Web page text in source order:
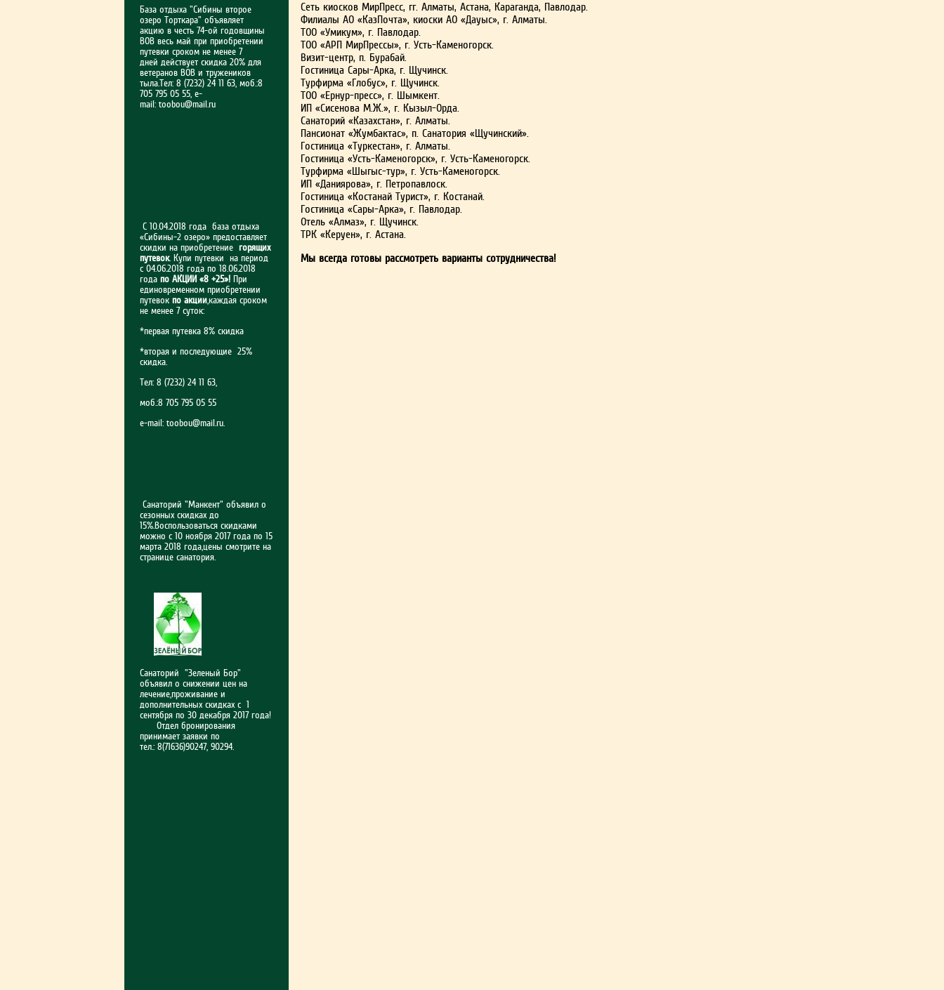
База отдыха "Сибины второе
озеро Торткара" объявляет
акцию в честь 74-ой годовщины
ВОВ весь май при приобретении
путевки сроком не менее 7
дней действует скидка 20% для
ветеранов ВОВ и тружеников
тыла.Тел: 8 (7232) 24 11 63, моб.:8
705 795 05 55, e-
mail: toobou@mail.ru
С 10.04.2018 года база отдыха
«Сибины-2 озеро» предоставляет
скидки на приобретение горящих
путевок. Купи путевки на период
с 04.06.2018 года по 18.06.2018
года по АКЦИИ «8 +25»! При
единовременном приобретении
путевок по акции,каждая сроком
не менее 7 суток:
*первая путевка 8% скидка
*вторая и последующие 25%
скидка.
Тел: 8 (7232) 24 11 63,
моб.:8 705 795 05 55
e-mail: toobou@mail.ru.
Санаторий "Манкент" объявил о
сезонных скидках до
15%.Воспользоваться скидками
можно с 10 ноября 2017 года по 15
марта 2018 года,цены смотрите на
странице санатория.
Санаторий "Зеленый Бор"
объявил о снижении цен на
лечение,проживание и
дополнительных скидках с 1
сентября по 30 декабря 2017 года!
Отдел бронирования
принимает заявки по
тел.: 8(71636)90247, 90294.
Сеть киосков МирПресс, гг. Алматы, Астана, Караганда, Павлодар.
Филиалы АО «КазПочта», киоски АО «Дауыс», г. Алматы.
ТОО «Умикум», г. Павлодар.
ТОО «АРП МирПрессы», г. Усть-Каменогорск.
Визит-центр, п. Бурабай.
Гостиница Сары-Арка, г. Щучинск.
Турфирма «Глобус», г. Щучинск.
ТОО «Ернур-пресс», г. Шымкент.
ИП «Сисенова М.Ж.», г. Кызыл-Орда.
Санаторий «Казахстан», г. Алматы.
Пансионат «Жумбактас», п. Санатория «Щучинский».
Гостиница «Туркестан», г. Алматы.
Гостиница «Усть-Каменогорск», г. Усть-Каменогорск.
Турфирма «Шыгыс-тур», г. Усть-Каменогорск.
ИП «Даниярова», г. Петропавлоск.
Гостиница «Костанай Турист», г. Костанай.
Гостиница «Сары-Арка», г. Павлодар.
Отель «Алмаз», г. Щучинск.
ТРК «Керуен», г. Астана.
Мы всегда готовы рассмотреть варианты сотрудничества!